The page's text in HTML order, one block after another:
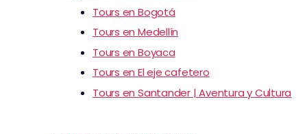
Tours en Bogotá
Tours en Medellín
Tours en Boyaca
Tours en El eje cafetero
Tours en Santander | Aventura y Cultura